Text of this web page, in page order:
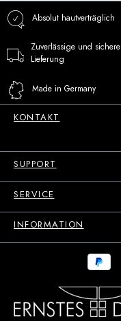
Absolut hautverträglich
Zuverlässige und sichere
Lieferung
Made in Germany
KONTAKT
SUPPORT
SERVICE
INFORMATION